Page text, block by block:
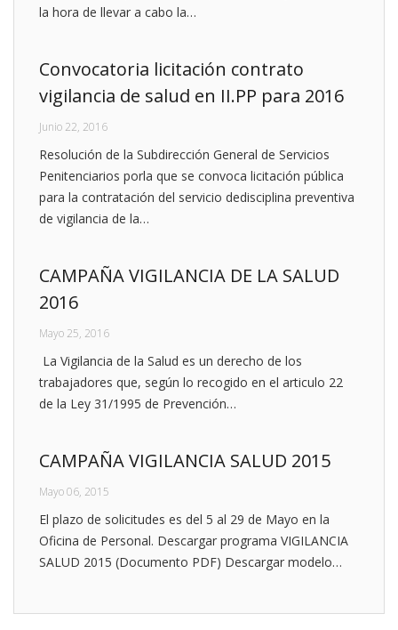
la hora de llevar a cabo la…
Convocatoria licitación contrato
vigilancia de salud en II.PP para 2016
Junio 22, 2016
Resolución de la Subdirección General de Servicios
Penitenciarios porla que se convoca licitación pública
para la contratación del servicio dedisciplina preventiva
de vigilancia de la…
CAMPAÑA VIGILANCIA DE LA SALUD
2016
Mayo 25, 2016
La Vigilancia de la Salud es un derecho de los
trabajadores que, según lo recogido en el articulo 22
de la Ley 31/1995 de Prevención…
CAMPAÑA VIGILANCIA SALUD 2015
Mayo 06, 2015
El plazo de solicitudes es del 5 al 29 de Mayo en la
Oficina de Personal. Descargar programa VIGILANCIA
SALUD 2015 (Documento PDF) Descargar modelo…